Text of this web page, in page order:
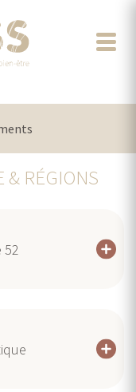
& RÉGIONS
52